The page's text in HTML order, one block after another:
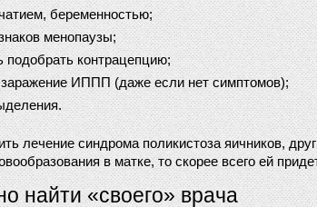
беременностью;
менопаузы;
подобрать контрацепцию;
заражение ИППП (даже если нет симптомов);
лечение синдрома поликистоза яичников,
в матке, то скорее всего ей
найти «своего» врача